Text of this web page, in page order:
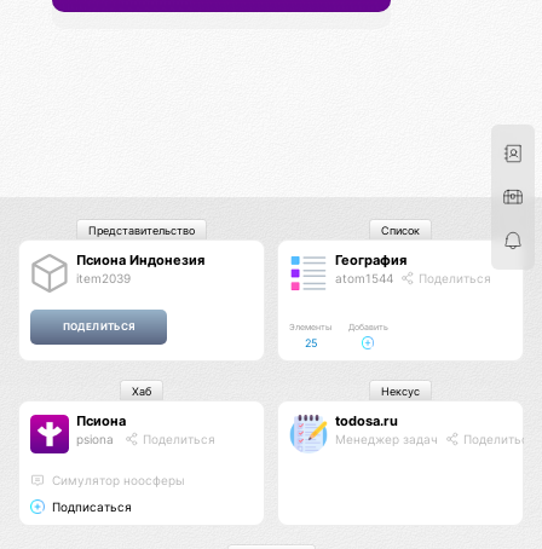
Псиона Индонезия
item2039
Представительство
География
atom1544 Поделиться
Элементы
25
Добавить
Список
Псиона
psiona Поделиться
Cимулятор ноосферы
Подписаться
Хаб
todosa.ru
Менеджер задач Поделиться
Нексус